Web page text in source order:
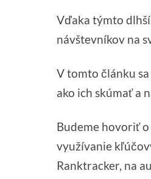
Vďaka týmto
návštevníkov na
V tomto článku
ako ich skúmať a
Budeme hovoriť
využívanie
Ranktracker, na